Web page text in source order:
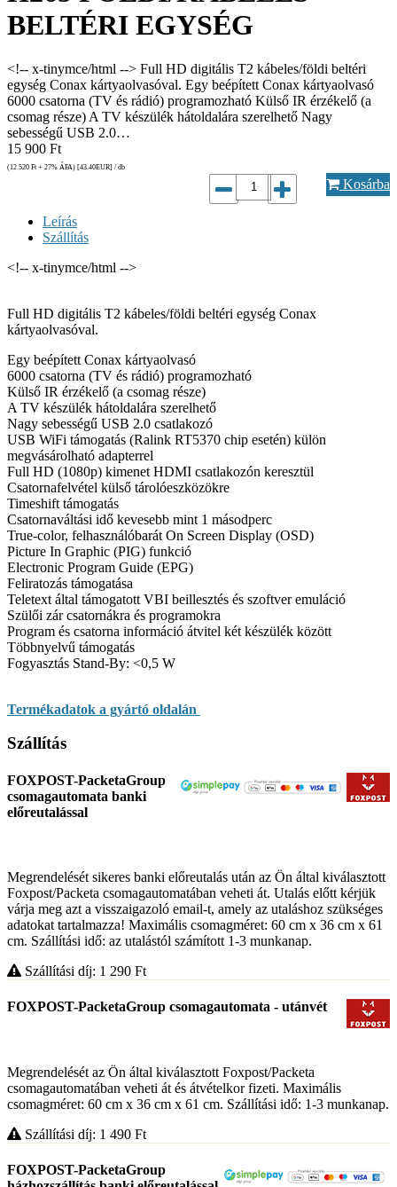
BELTÉRI EGYSÉG
<!-- x-tinymce/html --> Full HD digitális T2 kábeles/földi beltéri
egység Conax kártyaolvasóval. Egy beépített Conax kártyaolvasó
6000 csatorna (TV és rádió) programozható Külső IR érzékelő (a
csomag része) A TV készülék hátoldalára szerelhető Nagy
sebességű USB 2.0…
15 900 Ft
(12 520 Ft + 27% ÁFA) [43.40EUR] / db
Kosárba
Leírás
Szállítás
<!-- x-tinymce/html -->
Full HD digitális T2 kábeles/földi beltéri egység Conax
kártyaolvasóval.
Egy beépített Conax kártyaolvasó
6000 csatorna (TV és rádió) programozható
Külső IR érzékelő (a csomag része)
A TV készülék hátoldalára szerelhető
Nagy sebességű USB 2.0 csatlakozó
USB WiFi támogatás (Ralink RT5370 chip esetén) külön
megvásárolható adapterrel
Full HD (1080p) kimenet HDMI csatlakozón keresztül
Csatornafelvétel külső tárolóeszközökre
Timeshift támogatás
Csatornaváltási idő kevesebb mint 1 másodperc
True-color, felhasználóbarát On Screen Display (OSD)
Picture In Graphic (PIG) funkció
Electronic Program Guide (EPG)
Feliratozás támogatása
Teletext által támogatott VBI beillesztés és szoftver emuláció
Szülői zár csatornákra és programokra
Program és csatorna információ átvitel két készülék között
Többnyelvű támogatás
Fogyasztás Stand-By: <0,5 W
Termékadatok a gyártó oldalán
Szállítás
FOXPOST-PacketaGroup
csomagautomata banki
előreutalással
Megrendelését sikeres banki előreutalás után az Ön által kiválasztott
Foxpost/Packeta csomagautomatában veheti át. Utalás előtt kérjük
várja meg azt a visszaigazoló email-t, amely az utaláshoz szükséges
adatokat tartalmazza! Maximális csomagméret: 60 cm x 36 cm x 61
cm. Szállítási idő: az utalástól számított 1-3 munkanap.
Szállítási díj: 1 290 Ft
FOXPOST-PacketaGroup csomagautomata - utánvét
Megrendelését az Ön által kiválasztott Foxpost/Packeta
csomagautomatában veheti át és átvételkor fizeti. Maximális
csomagméret: 60 cm x 36 cm x 61 cm. Szállítási idő: 1-3 munkanap.
Szállítási díj: 1 490 Ft
FOXPOST-PacketaGroup